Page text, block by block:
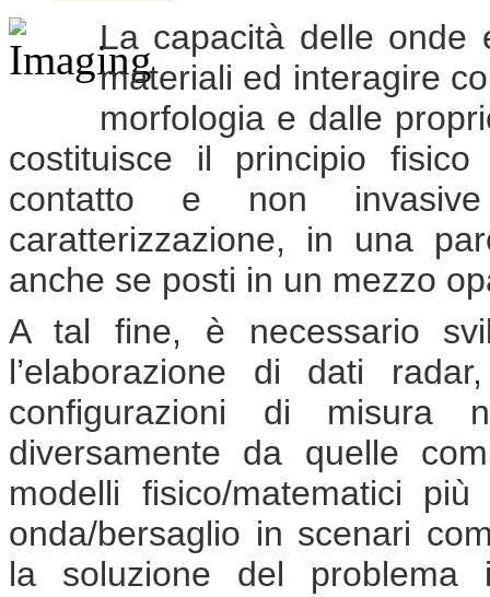
La capacità delle onde
materiali ed interagire
morfologia e dalle
costituisce il principio
contatto e non invasive
caratterizzazione, in una
anche se posti in un mezzo
A tal fine, è necessario
l’elaborazione di dati
configurazioni di misura
diversamente da quelle
modelli fisico/matematici
onda/bersaglio in scenari
la soluzione del problema